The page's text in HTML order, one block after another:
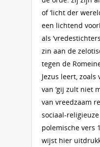
of ‘licht der
een lichtend
als
zin aan de
tegen de
Jezus leert,
van ‘gij zult niet
van vreedzaam
sociaal-
polemische vers
wijst hier